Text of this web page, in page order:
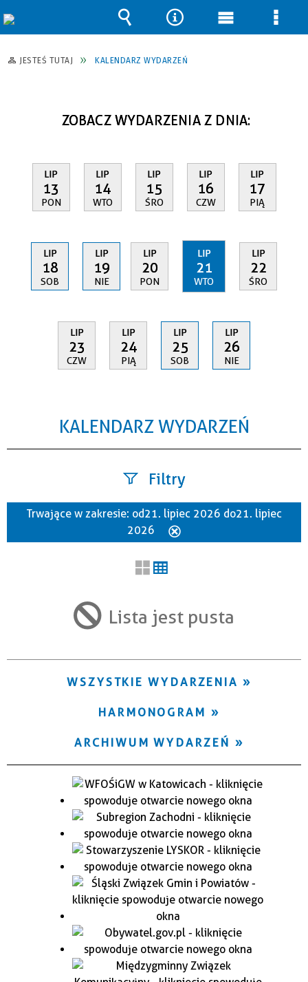
JESTEŚ TUTAJ KALENDARZ WYDARZEŃ
ZOBACZ WYDARZENIA Z DNIA:
LIP
13
PON
LIP
14
WTO
LIP
15
ŚRO
LIP
16
CZW
LIP
17
PIĄ
LIP
18
SOB
LIP
19
NIE
LIP
20
PON
LIP
21
WTO
LIP
22
ŚRO
LIP
23
CZW
LIP
24
PIĄ
LIP
25
SOB
LIP
26
NIE
KALENDARZ WYDARZEŃ
Filtry
Szukana fraza
Trwające w zakresie
Trwające w zakresie: od 21. lipiec 2026 do 21. lipiec
2026
Lista jest pusta
WSZYSTKIE WYDARZENIA
HARMONOGRAM
ARCHIWUM WYDARZEŃ
Wyszukiwarka
Narzędzia
Menu Menu